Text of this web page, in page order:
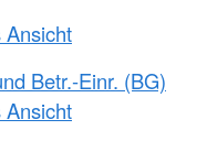
Ansicht
Betr.-Einr. (BG)
Ansicht